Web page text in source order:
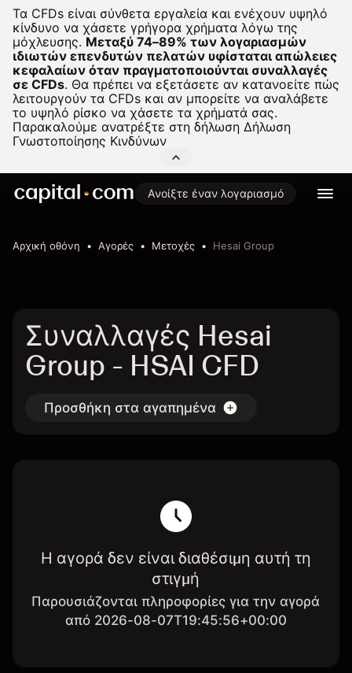
Τα CFDs είναι σύνθετα εργαλεία και ενέχουν υψηλό
κίνδυνο να χάσετε γρήγορα χρήματα λόγω της
μόχλευσης. Μεταξύ 74–89% των λογαριασμών
ιδιωτών επενδυτών πελατών υφίσταται απώλειες
κεφαλαίων όταν πραγματοποιούνται συναλλαγές
σε CFDs. Θα πρέπει να εξετάσετε αν κατανοείτε πώς
λειτουργούν τα CFDs και αν μπορείτε να αναλάβετε
το υψηλό ρίσκο να χάσετε τα χρήματά σας.
Παρακαλούμε ανατρέξτε στη δήλωση Δήλωση
Γνωστοποίησης Κινδύνων
Ανοίξτε έναν λογαριασμό
Αρχική οθόνη Αγορές Μετοχές Hesai Group
Συναλλαγές Hesai
Group - HSAI CFD
Προσθήκη στα αγαπημένα
Η αγορά δεν είναι διαθέσιμη αυτή τη
στιγμή
Παρουσιάζονται πληροφορίες για την αγορά
από 2026-08-07T19:45:56+00:00